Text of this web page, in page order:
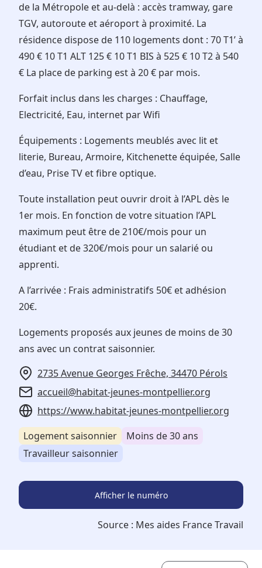
de la Métropole et au-delà : accès tramway, gare
TGV, autoroute et aéroport à proximité. La
résidence dispose de 110 logements dont : 70 T1’ à
490 € 10 T1 ALT 125 € 10 T1 BIS à 525 € 10 T2 à 540
€ La place de parking est à 20 € par mois.
Forfait inclus dans les charges : Chauffage,
Electricité, Eau, internet par Wifi
Équipements : Logements meublés avec lit et
literie, Bureau, Armoire, Kitchenette équipée, Salle
d’eau, Prise TV et fibre optique.
Toute installation peut ouvrir droit à l’APL dès le
1er mois. En fonction de votre situation l’APL
maximum peut être de 210€/mois pour un
étudiant et de 320€/mois pour un salarié ou
apprenti.
A l’arrivée : Frais administratifs 50€ et adhésion
20€.
Logements proposés aux jeunes de moins de 30
ans avec un contrat saisonnier.
2735 Avenue Georges Frêche, 34470 Pérols
accueil@habitat-jeunes-montpellier.org
https://www.habitat-jeunes-montpellier.org
Logement saisonnier
Moins de 30 ans
Travailleur saisonnier
Afficher le numéro
Source : Mes aides France Travail